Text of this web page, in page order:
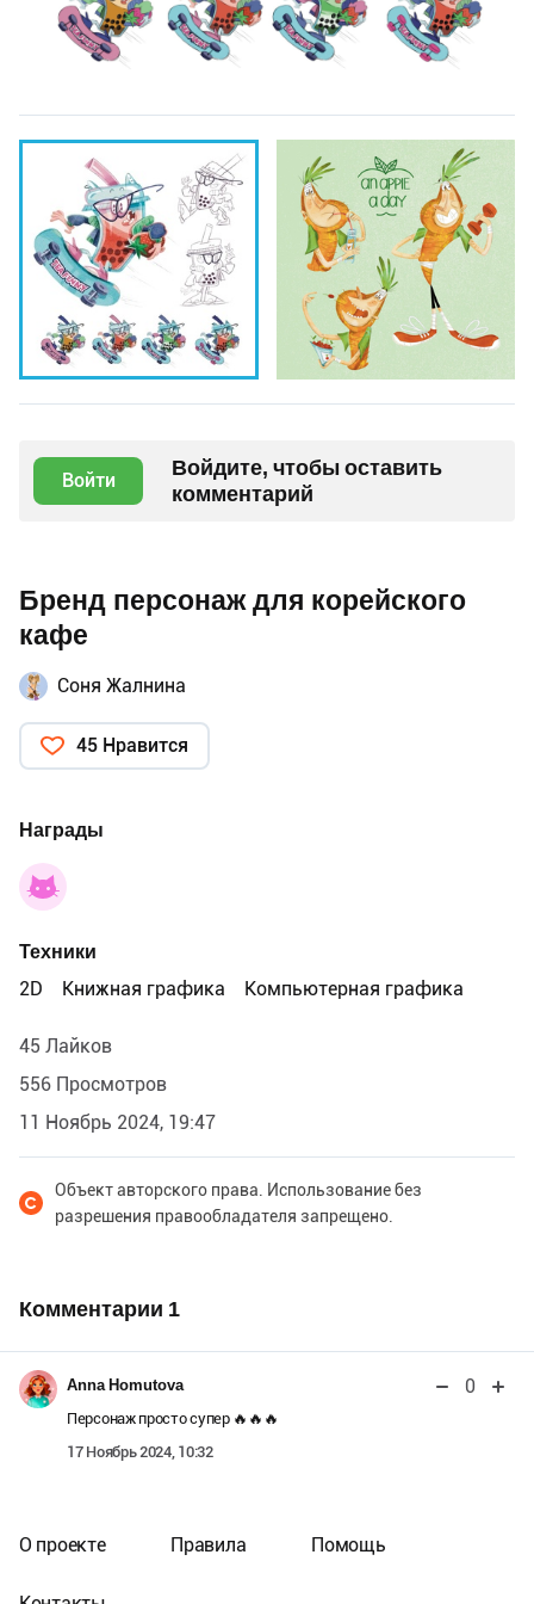
Войти
Войдите, чтобы оставить
комментарий
Бренд персонаж для корейского
кафе
Соня Жалнина
45 Нравится
Награды
Техники
2D
Книжная графика Компьютерная графика
45 Лайков
556 Просмотров
11 Ноябрь 2024, 19:47
Объект авторского права. Использование без
разрешения правообладателя запрещено.
Комментарии 1
Anna Homutova 0
Персонаж просто супер 🔥🔥🔥
17 Ноябрь 2024, 10:32
О проекте Правила Помощь